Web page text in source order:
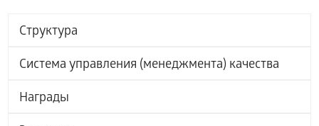
Структура
Система управления (менеджмента) качества
Награды